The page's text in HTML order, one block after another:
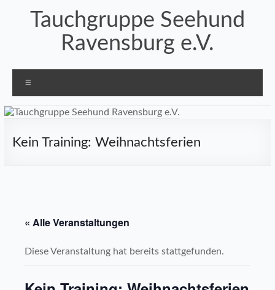
springenTauchgruppe Seehund
Ravensburg e.V.
Kein Training: Weihnachtsferien
« Alle Veranstaltungen
Diese Veranstaltung hat bereits stattgefunden.